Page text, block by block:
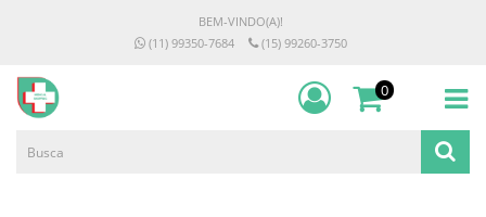
BEM-VINDO(A)!
(11) 99350-7684
(15) 99260-3750
0